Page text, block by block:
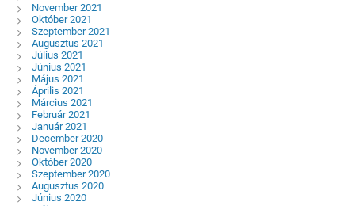
November 2021
Október 2021
Szeptember 2021
Augusztus 2021
Július 2021
Június 2021
Május 2021
Április 2021
Március 2021
Február 2021
Január 2021
December 2020
November 2020
Október 2020
Szeptember 2020
Augusztus 2020
Június 2020